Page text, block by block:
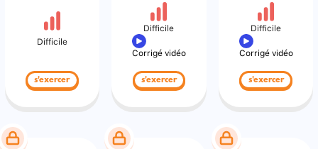
Difficile
s'exercer
Difficile
Corrigé vidéo
s'exercer
Difficile
Corrigé vidéo
s'exercer